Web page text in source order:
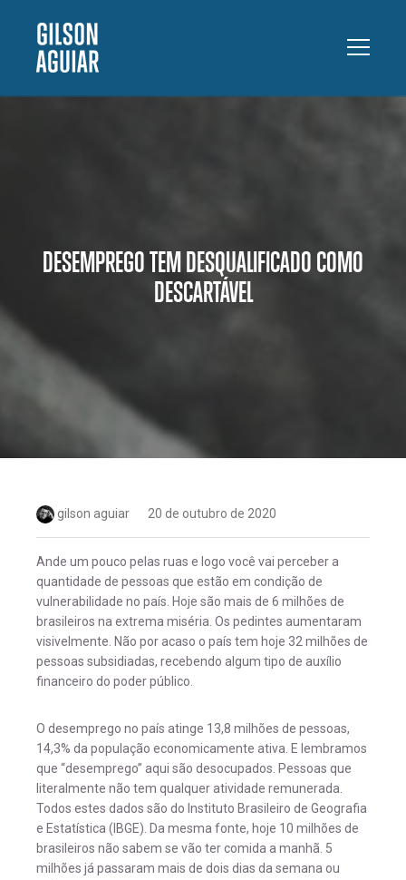
DESEMPREGO TEM DESQUALIFICADO COMO
DESCARTÁVEL
gilson aguiar 20 de outubro de 2020
Ande um pouco pelas ruas e logo você vai perceber a
quantidade de pessoas que estão em condição de
vulnerabilidade no país. Hoje são mais de 6 milhões de
brasileiros na extrema miséria. Os pedintes aumentaram
visivelmente. Não por acaso o país tem hoje 32 milhões de
pessoas subsidiadas, recebendo algum tipo de auxílio
financeiro do poder público.
O desemprego no país atinge 13,8 milhões de pessoas,
14,3% da população economicamente ativa. E lembramos
que “desemprego” aqui são desocupados. Pessoas que
literalmente não tem qualquer atividade remunerada.
Todos estes dados são do Instituto Brasileiro de Geografia
e Estatística (IBGE). Da mesma fonte, hoje 10 milhões de
brasileiros não sabem se vão ter comida a manhã. 5
milhões já passaram mais de dois dias da semana ou